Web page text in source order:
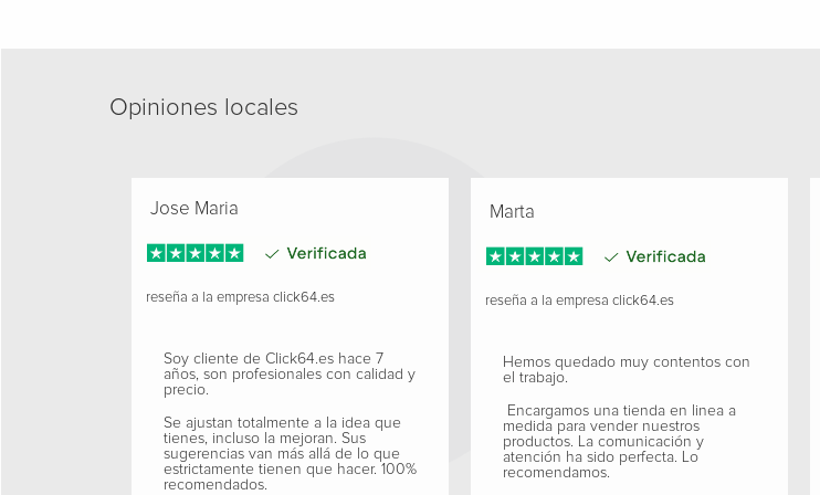
Opiniones locales
Jose Maria
reseña a la empresa click64.es
Soy cliente de Click64.es hace 7
años, son profesionales con calidad y
precio.
Se ajustan totalmente a la idea que
tienes, incluso la mejoran. Sus
sugerencias van más allá de lo que
estrictamente tienen que hacer. 100%
recomendados.
Marta
reseña a la empresa click64.es
Hemos quedado muy contentos con
el trabajo.
Encargamos una tienda en linea a
medida para vender nuestros
productos. La comunicación y
atención ha sido perfecta. Lo
recomendamos.